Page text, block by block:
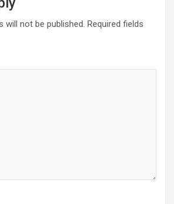
will not be published. Required fields